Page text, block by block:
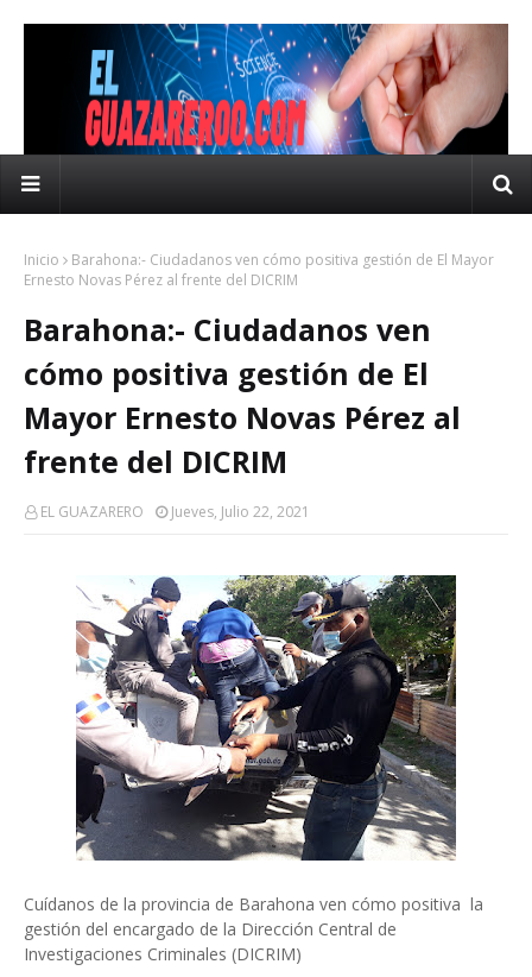
Inicio
Barahona:- Ciudadanos ven cómo positiva gestión de El Mayor
Ernesto Novas Pérez al frente del DICRIM
Barahona:- Ciudadanos ven
cómo positiva gestión de El
Mayor Ernesto Novas Pérez al
frente del DICRIM
EL GUAZARERO Jueves, Julio 22, 2021
Cuídanos de la provincia de Barahona ven cómo positiva la
gestión del encargado de la Dirección Central de
Investigaciones Criminales (DICRIM)